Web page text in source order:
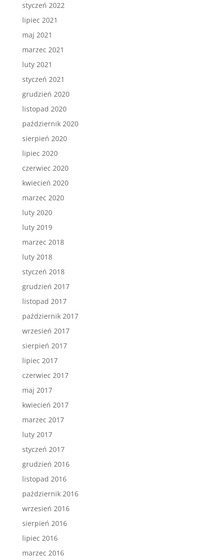
styczeń 2022
lipiec 2021
maj 2021
marzec 2021
luty 2021
styczeń 2021
grudzień 2020
listopad 2020
październik 2020
sierpień 2020
lipiec 2020
czerwiec 2020
kwiecień 2020
marzec 2020
luty 2020
luty 2019
marzec 2018
luty 2018
styczeń 2018
grudzień 2017
listopad 2017
październik 2017
wrzesień 2017
sierpień 2017
lipiec 2017
czerwiec 2017
maj 2017
kwiecień 2017
marzec 2017
luty 2017
styczeń 2017
grudzień 2016
listopad 2016
październik 2016
wrzesień 2016
sierpień 2016
lipiec 2016
marzec 2016